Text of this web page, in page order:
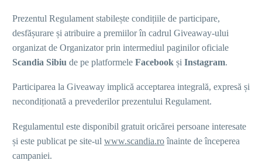
Prezentul Regulament stabilește condițiile de participare,
desfășurare și atribuire a premiilor în cadrul Giveaway-ului
organizat de Organizator prin intermediul paginilor oficiale
Scandia Sibiu de pe platformele Facebook și Instagram.
Participarea la Giveaway implică acceptarea integrală, expresă și
necondiționată a prevederilor prezentului Regulament.
Regulamentul este disponibil gratuit oricărei persoane interesate
și este publicat pe site-ul www.scandia.roînainte de începerea
campaniei.